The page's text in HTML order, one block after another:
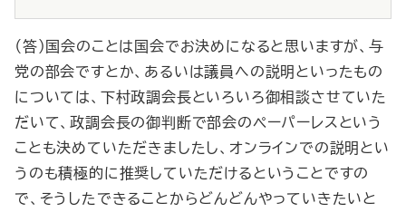
（答）国会のことは国会でお決めになると思いますが、与
党の部会ですとか、あるいは議員への説明といったもの
については、下村政調会長といろいろ御相談させていた
だいて、政調会長の御判断で部会のペーパーレスという
ことも決めていただきましたし、オンラインでの説明とい
うのも積極的に推奨していただけるということですの
で、そうしたできることからどんどんやっていきたいと